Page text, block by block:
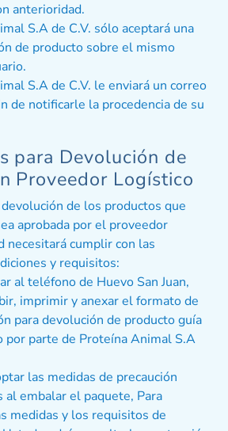
anterioridad.
S.A de C.V. sólo aceptará una
de producto sobre el mismo
S.A de C.V. le enviará un correo
de notificarle la procedencia de su
para Devolución de
Proveedor Logístico
de los productos que
aprobada por el proveedor
necesitará cumplir con las
y requisitos:
al teléfono de Huevo San Juan,
imprimir y anexar el formato de
para devolución de producto guía
por parte de Proteína Animal S.A
las medidas de precaución
al embalar el paquete, Para
medidas y los requisitos de